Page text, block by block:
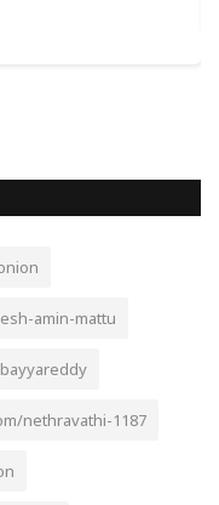
amin-mattu
bayyareddy
nethravathi-1187